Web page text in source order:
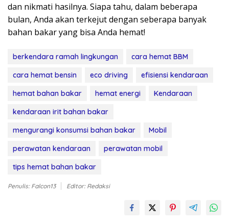
dan nikmati hasilnya. Siapa tahu, dalam beberapa
bulan, Anda akan terkejut dengan seberapa banyak
bahan bakar yang bisa Anda hemat!
berkendara ramah lingkungan
cara hemat BBM
cara hemat bensin
eco driving
efisiensi kendaraan
hemat bahan bakar
hemat energi
Kendaraan
kendaraan irit bahan bakar
mengurangi konsumsi bahan bakar
Mobil
perawatan kendaraan
perawatan mobil
tips hemat bahan bakar
Penulis: Falcon13 Editor: Redaksi